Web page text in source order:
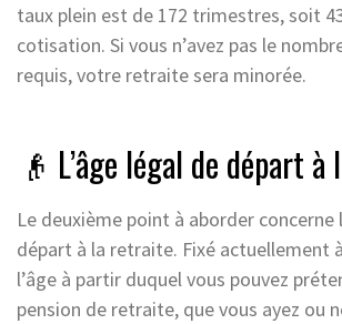
taux plein est de 172 trimestres, soit
cotisation. Si vous n’avez pas le
requis, votre retraite sera minorée.
👴 L’âge légal de départ
Le deuxième point à aborder concerne
départ à la retraite. Fixé actuellement
l’âge à partir duquel vous pouvez
pension de retraite, que vous ayez ou